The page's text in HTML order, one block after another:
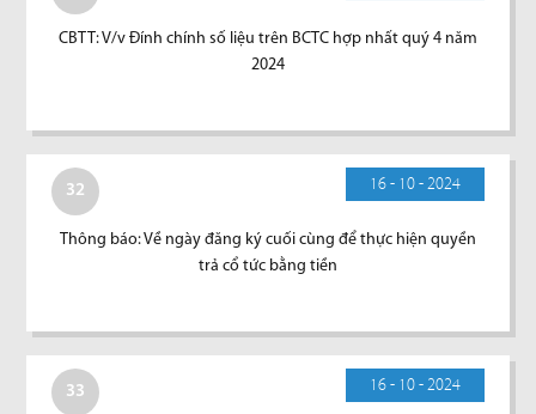
CBTT: V/v Đính chính số liệu trên BCTC hợp nhất quý 4 năm
2024
32 16 - 10 - 2024
Thông báo: Về ngày đăng ký cuối cùng để thực hiện quyền
trả cổ tức bằng tiền
33 16 - 10 - 2024